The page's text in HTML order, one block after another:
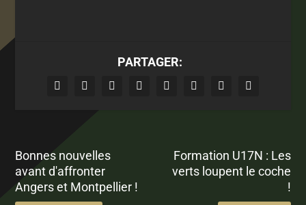
PARTAGER:
Bonnes nouvelles
avant d'affronter
Angers et Montpellier !
Formation U17N : Les
verts loupent le coche
!